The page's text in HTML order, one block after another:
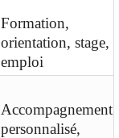
Formation,
orientation, stage,
emploi
Accompagnement
personnalisé,